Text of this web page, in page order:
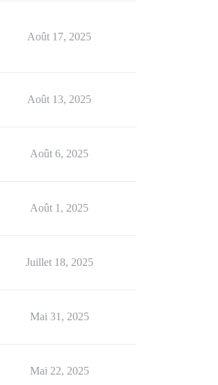
Août 17, 2025
Août 13, 2025
Août 6, 2025
Août 1, 2025
Juillet 18, 2025
Mai 31, 2025
Mai 22, 2025